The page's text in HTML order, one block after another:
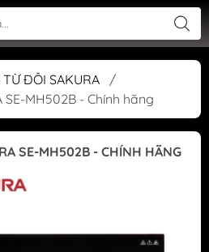
TỪ ĐÔI SAKURA
/
MH502B - Chính hãng
SE-MH502B - CHÍNH HÃNG